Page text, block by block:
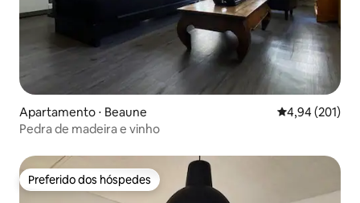
Apartamento ⋅ Beaune 4,94 de uma
4,94 (201)
Pedra de madeira e vinho
Preferido dos hóspedes
Preferido dos hóspedes